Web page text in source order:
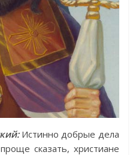
Истинно добрые дела
сказать, христиане